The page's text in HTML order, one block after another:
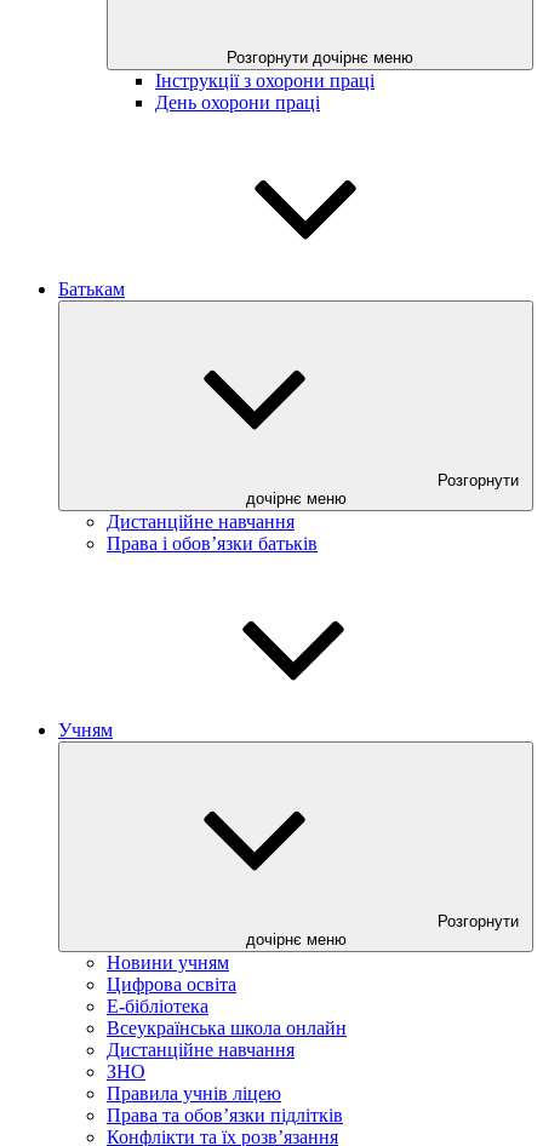
Розгорнути дочірнє меню
Інструкції з охорони праці
День охорони праці
Батькам
Розгорнути
дочірнє меню
Дистанційне навчання
Права і обов’язки батьків
Учням
Розгорнути
дочірнє меню
Новини учням
Цифрова освіта
E-бібліотека
Всеукраїнська школа онлайн
Дистанційне навчання
ЗНО
Правила учнів ліцею
Права та обов’язки підлітків
Конфлікти та їх розв’язання